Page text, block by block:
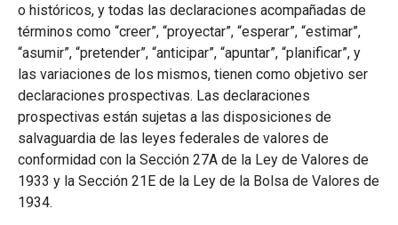
o históricos, y todas las declaraciones acompañadas de
términos como “creer”, “proyectar”, “esperar”, “estimar”,
“asumir”, “pretender”, “anticipar”, “apuntar”, “planificar”, y
las variaciones de los mismos, tienen como objetivo ser
declaraciones prospectivas. Las declaraciones
prospectivas están sujetas a las disposiciones de
salvaguardia de las leyes federales de valores de
conformidad con la Sección 27A de la Ley de Valores de
1933 y la Sección 21E de la Ley de la Bolsa de Valores de
1934.